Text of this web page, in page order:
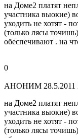
на Доме2 платят
участника выокие)
уходить не хотят -
(только лясы
обеспечивают . на
0
АНОНИМ 28.5.2011
на Доме2 платят
участника выокие)
уходить не хотят -
(только лясы